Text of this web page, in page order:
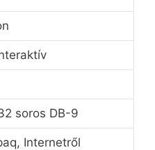
soros DB-9
Internetről